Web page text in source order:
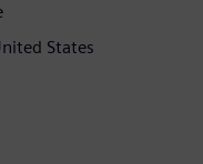
States